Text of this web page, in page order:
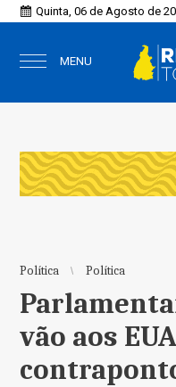
Quinta, 06 de Agosto de
MENU
Política Política
vão aos